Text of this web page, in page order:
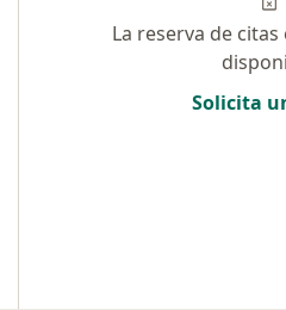
La reserva de
Solicita